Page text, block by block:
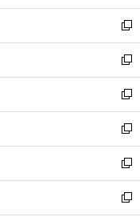
開
く
ウ
で
開
く
ン
ド
ウ
で
開
く
ウ
ィ
ン
ド
ウ
で
開
く
新
し
い
ウ
ィ
ン
ド
ウ
で
開
く
新
し
い
ウ
ィ
ン
ド
ウ
で
開
新
し
い
ウ
ィ
ン
ド
ウ
新
し
い
ウ
ィ
ン
新
し
い
ウ
新
し